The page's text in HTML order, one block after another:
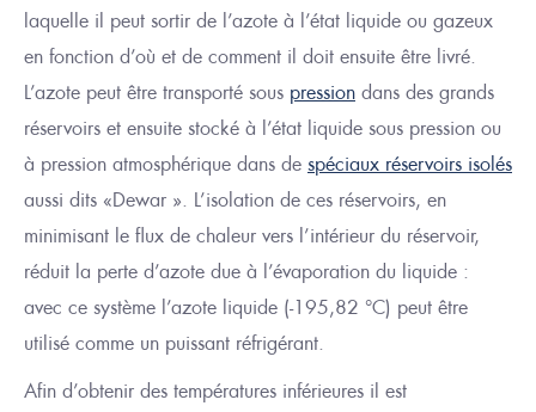
laquelle il peut sortir de l’azote à l’état liquide ou gazeux
en fonction d’où et de comment il doit ensuite être livré.
L’azote peut être transporté sous pression dans des grands
réservoirs et ensuite stocké à l’état liquide sous pression ou
à pression atmosphérique dans de spéciaux réservoirs isolés
aussi dits «Dewar ». L’isolation de ces réservoirs, en
minimisant le flux de chaleur vers l’intérieur du réservoir,
réduit la perte d’azote due à l’évaporation du liquide :
avec ce système l’azote liquide (-195,82 °C) peut être
utilisé comme un puissant réfrigérant.
Afin d’obtenir des températures inférieures il est